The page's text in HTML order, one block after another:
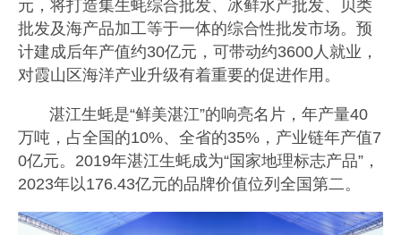
元，将打造集生蚝综合批发、冰鲜水产批发、贝类
批发及海产品加工等于一体的综合性批发市场。预
计建成后年产值约30亿元，可带动约3600人就业，
对霞山区海洋产业升级有着重要的促进作用。
湛江生蚝是“鲜美湛江”的响亮名片，年产量40
万吨，占全国的10%、全省的35%，产业链年产值7
0亿元。2019年湛江生蚝成为“国家地理标志产品”，
2023年以176.43亿元的品牌价值位列全国第二。